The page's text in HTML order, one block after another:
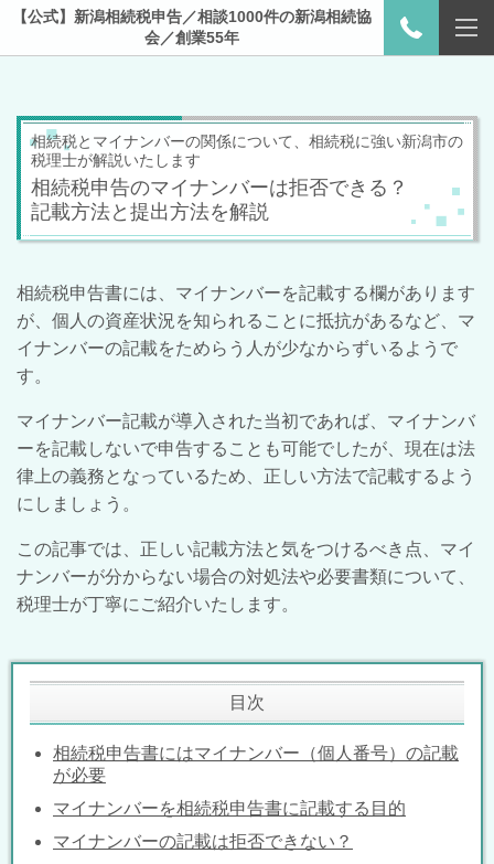
【公式】新潟相続税申告／相談1000件の新潟相続協
会／創業55年
相続税とマイナンバーの関係について、相続税に強い新潟市の
税理士が解説いたします
相続税申告のマイナンバーは拒否できる？
記載方法と提出方法を解説
相続税申告書には、マイナンバーを記載する欄があります
が、個人の資産状況を知られることに抵抗があるなど、マ
イナンバーの記載をためらう人が少なからずいるようで
す。
マイナンバー記載が導入された当初であれば、マイナンバ
ーを記載しないで申告することも可能でしたが、現在は法
律上の義務となっているため、正しい方法で記載するよう
にしましょう。
この記事では、正しい記載方法と気をつけるべき点、マイ
ナンバーが分からない場合の対処法や必要書類について、
税理士が丁寧にご紹介いたします。
目次
相続税申告書にはマイナンバー（個人番号）の記載
が必要
マイナンバーを相続税申告書に記載する目的
マイナンバーの記載は拒否できない？